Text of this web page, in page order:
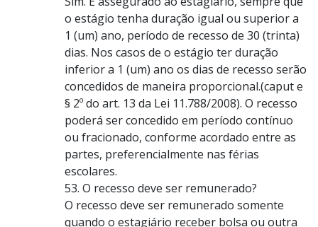
o estágio tenha duração igual ou superior a
1 (um) ano, período de recesso de 30 (trinta)
dias. Nos casos de o estágio ter duração
inferior a 1 (um) ano os dias de recesso serão
concedidos de maneira proporcional.(caput e
§ 2º do art. 13 da Lei 11.788/2008). O recesso
poderá ser concedido em período contínuo
ou fracionado, conforme acordado entre as
partes, preferencialmente nas férias
escolares.
53. O recesso deve ser remunerado?
O recesso deve ser remunerado somente
quando o estagiário receber bolsa ou outra